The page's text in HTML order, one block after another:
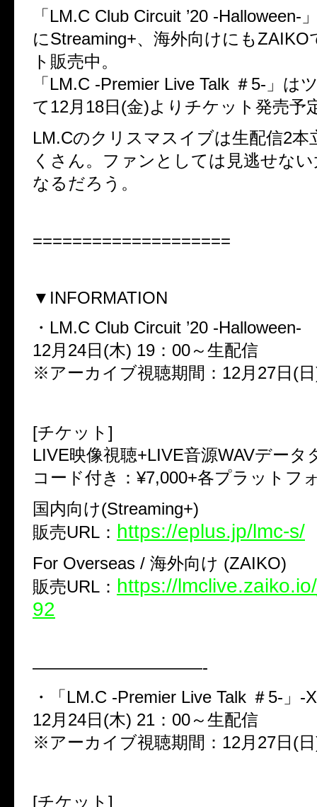
「LM.C Club Circuit ’20 -Halloween-
にStreaming+、海外向けにもZAIKO
ト販売中。
「LM.C -Premier Live Talk ＃5-」は
て12月18日(金)よりチケット発売予
LM.Cのクリスマスイブは生配信2本
くさん。ファンとしては見逃せな
なるだろう。
====================
▼INFORMATION
・LM.C Club Circuit ’20 -Halloween-
12月24日(木) 19：00～生配信
※アーカイブ視聴期間：12月27日(
[チケット]
LIVE映像視聴+LIVE音源WAVデータ
コード付き：¥7,000+各プラットフ
国内向け(Streaming+)
販売URL： https://eplus.jp/lmc-s/
For Overseas / 海外向け (ZAIKO)
販売URL： https://
92
——————————-
・「LM.C -Premier Live Talk ＃5-」-
12月24日(木) 21：00～生配信
※アーカイブ視聴期間：12月27日(
[チケット]